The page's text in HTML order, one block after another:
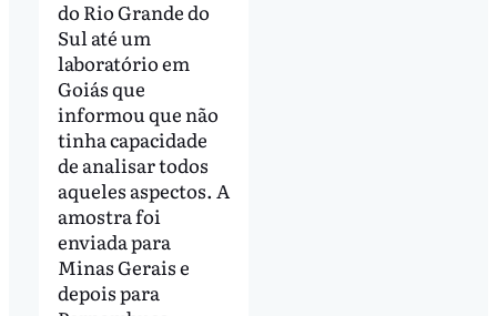
do Rio Grande do
Sul até um
laboratório em
Goiás que
informou que não
tinha capacidade
de analisar todos
aqueles aspectos. A
amostra foi
enviada para
Minas Gerais e
depois para